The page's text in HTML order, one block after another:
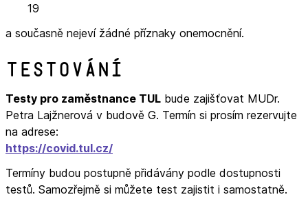
19
a současně nejeví žádné příznaky onemocnění.
Testování
Testy pro zaměstnance TUL bude zajišťovat MUDr.
Petra Lajžnerová v budově G. Termín si prosím rezervujte
na adrese:
https://covid.tul.cz/
Termíny budou postupně přidávány podle dostupnosti
testů. Samozřejmě si můžete test zajistit i samostatně.